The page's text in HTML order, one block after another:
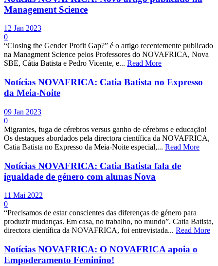
Management Science
12 Jan 2023
0
“Closing the Gender Profit Gap?” é o artigo recentemente publicado
na Managment Science pelos Professores do NOVAFRICA, Nova
SBE, Cátia Batista e Pedro Vicente, e... Read More
Notícias NOVAFRICA: Catia Batista no Expresso
da Meia-Noite
09 Jan 2023
0
Migrantes, fuga de cérebros versus ganho de cérebros e educação!
Os destaques abordados pela directora científica da NOVAFRICA,
Catia Batista no Expresso da Meia-Noite especial,... Read More
Notícias NOVAFRICA: Catia Batista fala de
igualdade de género com alunas Nova
11 Mai 2022
0
“Precisamos de estar conscientes das diferenças de género para
produzir mudanças. Em casa, no trabalho, no mundo”. Catia Batista,
directora científica da NOVAFRICA, foi entrevistada... Read More
Notícias NOVAFRICA: O NOVAFRICA apoia o
Empoderamento Feminino!